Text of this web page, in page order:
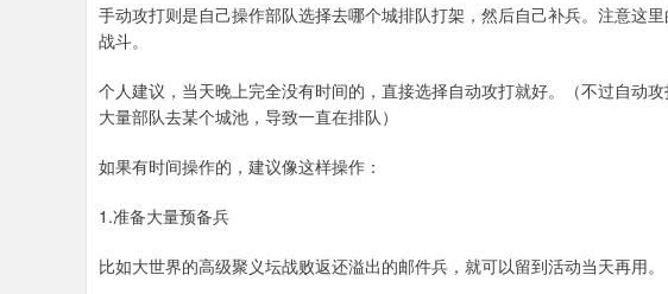
手动攻打则是自己操作部队选择去哪个城排队打架，然后自己补兵。注意这
战斗。
个人建议，当天晚上完全没有时间的，直接选择自动攻打就好。（不过自动
大量部队去某个城池，导致一直在排队）
如果有时间操作的，建议像这样操作：
1.准备大量预备兵
比如大世界的高级聚义坛战败返还溢出的邮件兵，就可以留到活动当天再用。